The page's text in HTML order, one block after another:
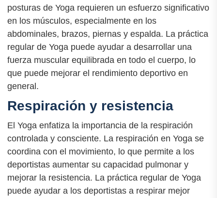
posturas de Yoga requieren un esfuerzo significativo
en los músculos, especialmente en los
abdominales, brazos, piernas y espalda. La práctica
regular de Yoga puede ayudar a desarrollar una
fuerza muscular equilibrada en todo el cuerpo, lo
que puede mejorar el rendimiento deportivo en
general.
Respiración y resistencia
El Yoga enfatiza la importancia de la respiración
controlada y consciente. La respiración en Yoga se
coordina con el movimiento, lo que permite a los
deportistas aumentar su capacidad pulmonar y
mejorar la resistencia. La práctica regular de Yoga
puede ayudar a los deportistas a respirar mejor